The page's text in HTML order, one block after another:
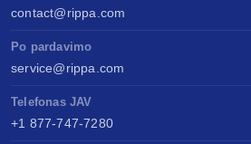
contact@rippa.com
Po pardavimo
service@rippa.com
Telefonas JAV
+1 877-747-7280